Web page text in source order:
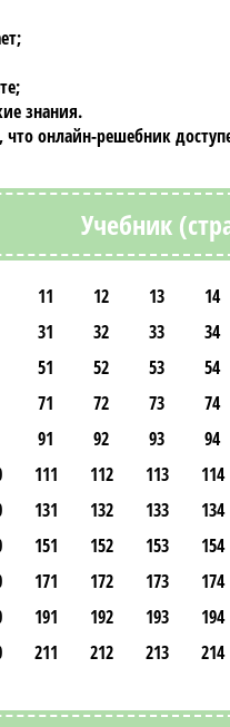
знания.
чтоонлайн-решебник
Учебник
11 12 13 14
31 32 33 34
51 52 53 54
71 72 73 74
91 92 93 94
111 112 113 114
131 132 133 134
151 152 153 154
171 172 173 174
191 192 193 194
211 212 213 214